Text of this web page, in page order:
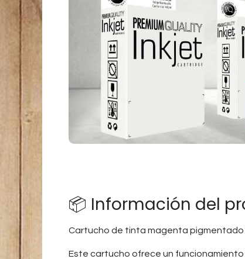
📦 Información del
Cartucho de tinta magenta pigmentado
Este cartucho ofrece un